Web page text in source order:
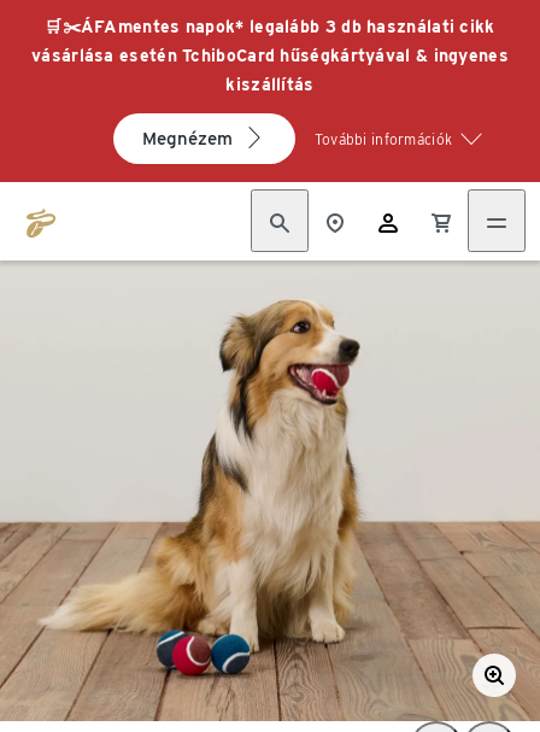
🛒✂️ÁFAmentes napok* legalább 3 db használati cikk
vásárlása esetén TchiboCard hűségkártyával & ingyenes
kiszállítás
Megnézem További információk